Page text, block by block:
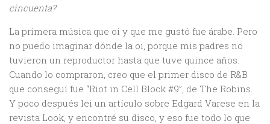
cincuenta?
La primera música que oi y que me gustó fue árabe. Pero
no puedo imaginar dónde la oi, porque mis padres no
tuvieron un reproductor hasta que tuve quince años.
Cuando lo compraron, creo que el primer disco de R&B
que conseguí fue “Riot in Cell Block #9”, de The Robins.
Y poco después lei un artículo sobre Edgard Varese en la
revista Look, y encontré su disco, y eso fue todo lo que